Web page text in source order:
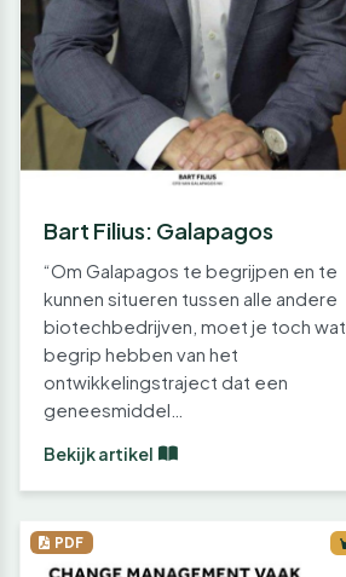
Bart Filius: Galapagos
“Om Galapagos te begrijpen en te
kunnen situeren tussen alle andere
biotechbedrijven, moet je toch wat
begrip hebben van het
ontwikkelingstraject dat een
geneesmiddel…
Bekijk artikel
PDF